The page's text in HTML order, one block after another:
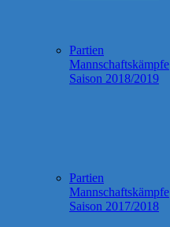
Partien
Mannschaftskämpfe
Saison 2018/2019
Partien
Mannschaftskämpfe
Saison 2017/2018